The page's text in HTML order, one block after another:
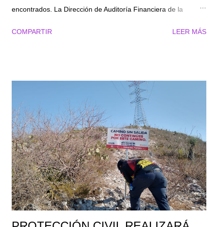
encontrados. La Dirección de Auditoría Financiera de la
de bienes muebles e inmuebles al no haber recibido la
apegados a los procedimientos administrativos y observando
lo que señala la ley en la materia, se hizo llegar a cada
dirección general las indicaciones de cómo se debe realizar el
proceso de inventarios para agilizar la desincorporación de los
bienes. “Desde que inició esta Administración se vio la
necesidad de darle atención al proceso, porque la información
que nos entregaron no fue precisa ni clara, por lo que
empezamos las verificaciones buscando estar apegados al
m...
COMPARTIR LEER MÁS